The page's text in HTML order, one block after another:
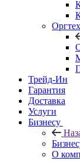
Трейд-Ин
Гарантия
Доставка
Услуги
Бизнесу
О